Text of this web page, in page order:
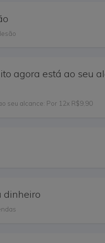
agora está ao seu
seu alcance: Por 12x R$9,90
dinheiro